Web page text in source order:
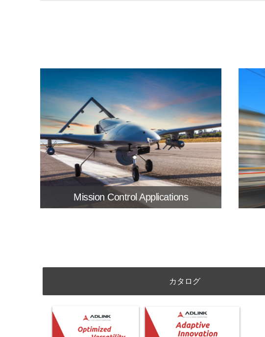
Mission Control Applications
Creating Next Generation Military
Tactical LRU
カタログ